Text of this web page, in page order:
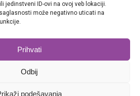
jedinstveni ID-ovi na ovoj veb lokaciji.
može negativno uticati na
Prihvati
Odbij
podešavanja
Revita BiH - Babke d.o.o Sarajevo